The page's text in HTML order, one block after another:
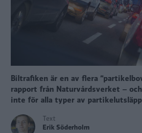
Biltrafiken är en av flera
rapport från Naturvårdsverket –
inte för alla typer av
Text
Erik Söderholm